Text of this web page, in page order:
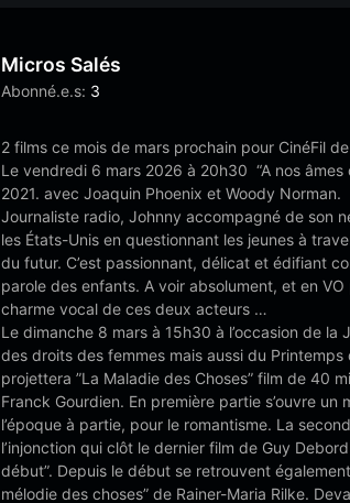
Micros Salés
Abonné.e.s: 3
2 films ce mois de mars prochain pour CinéFil
Le vendredi 6 mars 2026 à 20h30 “A nos âmes
2021. avec Joaquin Phoenix et Woody Norman.
Journaliste radio, Johnny accompagné de son
les États-Unis en questionnant les jeunes à
du futur. C’est passionnant, délicat et édifiant
parole des enfants. A voir absolument, et en
charme vocal de ces deux acteurs …
Le dimanche 8 mars à 15h30 à l’occasion de la
des droits des femmes mais aussi du Printemps
projettera ”La Maladie des Choses” film de 40
Franck Gourdien. En première partie s’ouvre un
l’époque à partie, pour le romantisme. La
l’injonction qui clôt le dernier film de Guy
début”. Depuis le début se retrouvent
mélodie des choses” de Rainer-Maria Rilke.